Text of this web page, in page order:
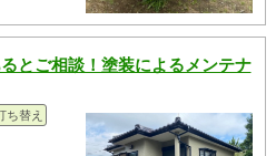
とご相談！塗装によるメンテナ
ち替え